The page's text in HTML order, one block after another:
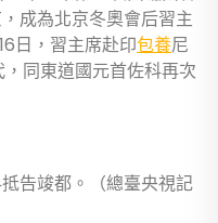
成為北京冬奧會后習主
日，習主席赴印包養尼
，同東道國元首佐科再次
告竣都。（總臺央視記